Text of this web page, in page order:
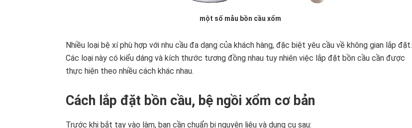
một số mẫu bồn cầu xổm
Nhiều loại bệ xí phù hợp với nhu cầu đa dạng của khách hàng, đặc biệt yêu cầu về không gian lắp đặt.
Các loại này có kiểu dáng và kích thước tương đồng nhau tuy nhiên việc lắp đặt bồn cầu cần được
thực hiện theo nhiều cách khác nhau.
Cách lắp đặt bồn cầu, bệ ngồi xổm cơ bản
Trước khi bắt tay vào làm, bạn cần chuẩn bị nguyên liệu và dụng cụ sau: